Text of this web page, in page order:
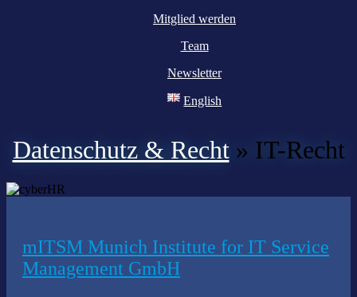
Mitglied werden
Team
Newsletter
English
Datenschutz & Recht» IT-Recht
mITSM Munich Institute for IT Service
Management GmbH